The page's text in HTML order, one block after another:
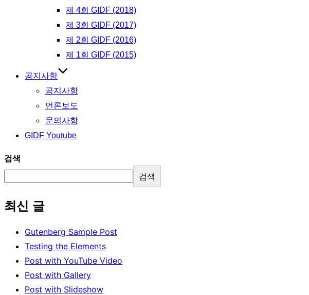
제 4회 GIDF (2018)
제 3회 GIDF (2017)
제 2회 GIDF (2016)
제 1회 GIDF (2015)
공지사항
공지사항
언론보도
문의사항
GIDF Youtube
검색
검색
최신 글
Gutenberg Sample Post
Testing the Elements
Post with YouTube Video
Post with Gallery
Post with Slideshow